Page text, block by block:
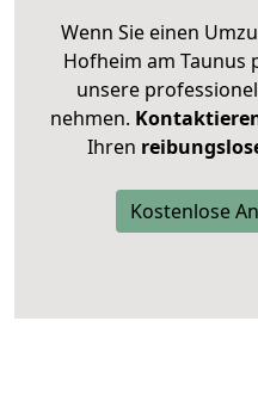
Wenn Sie einen
Hofheim am Taunus
unsere
nehmen.
Ihren
Kostenlose